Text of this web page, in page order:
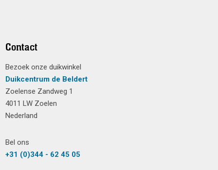
Contact
Bezoek onze duikwinkel
Duikcentrum de Beldert
Zoelense Zandweg 1
4011 LW Zoelen
Nederland
Bel ons
+31 (0)344 - 62 45 05